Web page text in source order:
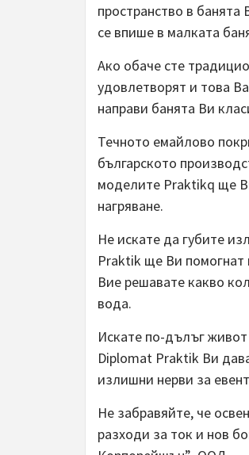
пространство в
се впише в малката
Ако обаче сте
удовлетворят и това
направи банята Ви
Течното емайлово
българското
моделите Praktikq ще
нагряване.
Не искате да губите
Praktik ще Ви помогнат
Вие решавате какво
вода.
Искате по-дълъг живот
Diplomat Praktik Ви
излишни нерви за
Не забравяйте, че
разходи за ток и нов